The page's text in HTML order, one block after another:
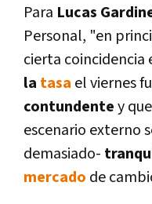
Para Lucas
Personal, "en
cierta coincidencia
la tasa el viernes
contundentey
escenario externo
demasiado-
mercado de